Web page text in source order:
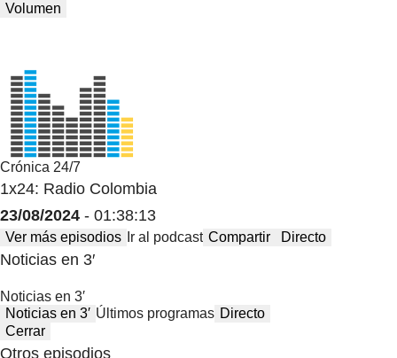
Volumen
Crónica 24/7
1x24: Radio Colombia
23/08/2024 - 01:38:13
Ver más episodios Ir al podcast Compartir Directo
Noticias en 3′
Noticias en 3′
Noticias en 3′ Últimos programas Directo
Cerrar
Otros episodios